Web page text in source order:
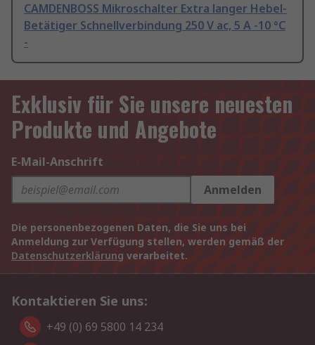
CAMDENBOSS Mikroschalter Extra langer Hebel-
Betätiger Schnellverbindung 250 V ac, 5 A -10 °C
-
Exklusiv für Sie unsere neuesten
Produkte und Angebote
E-Mail-Anschrift
Anmelden
Die personenbezogenen Daten, die Sie uns bei
Anmeldung zur Verfügung stellen, werden gemäß der
Datenschutzerklärung verarbeitet.
Kontaktieren Sie uns:
+49 (0) 69 5800 14 234